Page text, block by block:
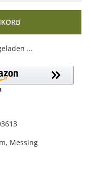
Messing
...